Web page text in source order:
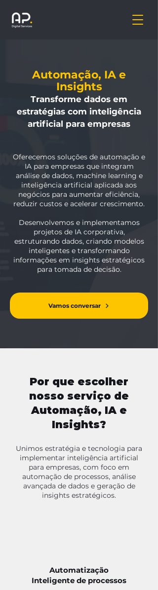
Automação, IA e
Insights
Transforme dados em
estratégias com inteligência
artificial para empresas
Oferecemos soluções de automação e
IA para empresas que integram
análise de dados, machine learning e
inteligência artificial aplicada aos
negócios para aumentar eficiência,
reduzir custos e acelerar crescimento.
Desenvolvemos e implementamos
projetos de IA corporativa,
estruturando dados, criando modelos
inteligentes e transformando
informações em insights estratégicos
para tomada de decisão.
Vamos conversar
Por que escolher
nosso serviço de
Automação, IA e
Insights?
Unimos estratégia e tecnologia para
implementar inteligência artificial
para empresas, com foco em
automação de processos, análise
avançada de dados e geração de
insights estratégicos.
Automatização
Inteligente de processos